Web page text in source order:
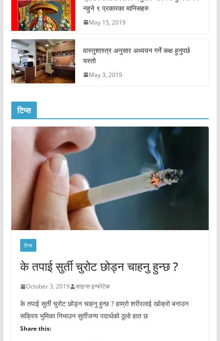
नहुने ९ प्रकारका मानिसहरु
May 15, 2019
वास्तुशास्त्र अनुसार अध्ययन गर्ने कक्ष हुनुपर्छ
यस्तो
May 3, 2019
टिप्स
टिप्स
के तपाई सुर्ती चुरोट छोड्न चाहनु हुन्छ ?
October 3, 2019 साइन्स इन्फोटेक
के तपाई सुर्ती चुरोट छोड्न चाहनु हुन्छ ? हाम्रो शरीरलाई खोक्रो बनाउन
सक्रिय भुमिका निभाउन सुर्तीजन्य पदार्थको ठूलो हात छ
Share this: